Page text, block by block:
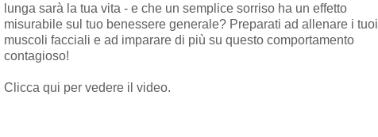
lunga sarà la tua vita - e che un semplice sorriso ha un effetto
misurabile sul tuo benessere generale? Preparati ad allenare i tuoi
muscoli facciali e ad imparare di più su questo comportamento
contagioso!
Clicca qui per vedere il video.